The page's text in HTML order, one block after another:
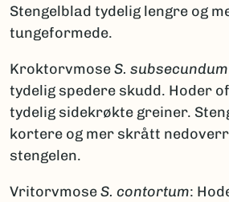
Stengelblad tydelig lengre og
tungeformede.
KroktorvmoseS. subsecundum
tydelig spedere skudd. Hoder
tydelig sidekrøkte greiner.
kortere og mer skrått
stengelen.
VritorvmoseS. contortum: